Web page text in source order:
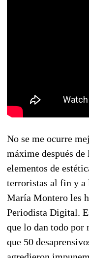
No se me ocurre
máxime después
elementos de
terroristas al fin y a
María Montero les
Periodista Digital.
que lo dan todo por
que 50